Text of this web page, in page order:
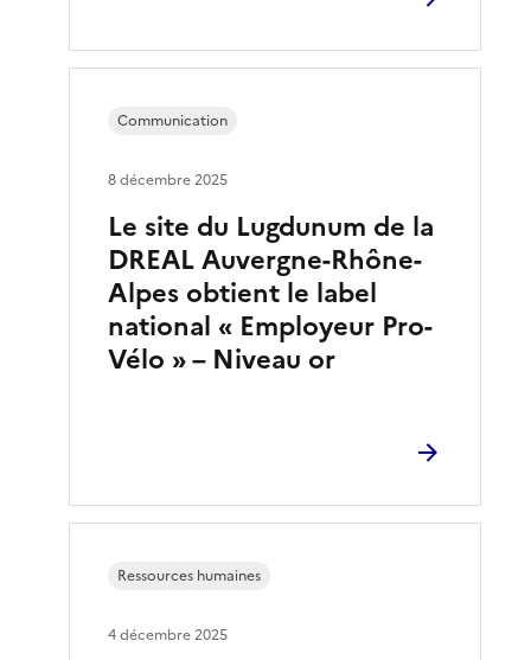
Le site du Lugdunum de la
DREAL Auvergne-Rhône-
Alpes obtient le label
national « Employeur Pro-
Vélo » – Niveau or
Communication
8 décembre 2025
Ressources humaines
4 décembre 2025